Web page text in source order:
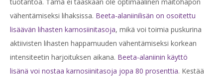
tuotantoa. Tämä ei taaskaan ole optimaalinen maitohapon
vähentämiseksi lihaksissa. Beeta-alaniinilisän on osoitettu
lisäävän lihasten karnosiinitasoja, mikä voi toimia puskurina
aktiivisten lihasten happamuuden vähentämiseksi korkean
intensiteetin harjoituksen aikana. Beeta-alaniinin käyttö
lisänä voi nostaa karnosiinitasoja jopa 80 prosenttia. Kestää